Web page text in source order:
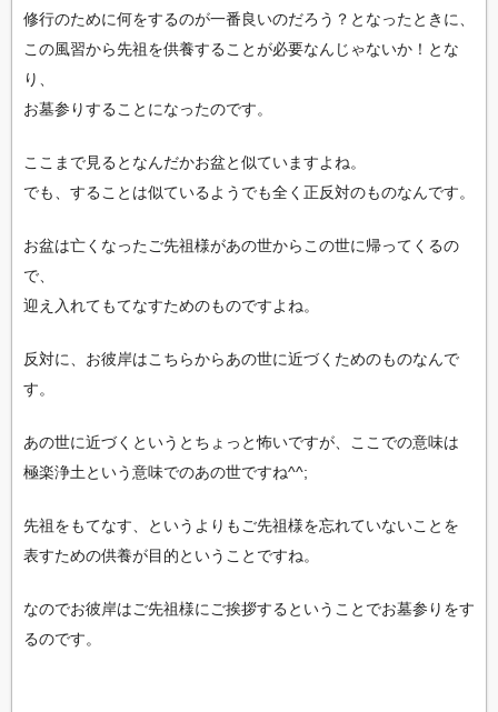
修行のために何をするのが一番良いのだろう？となったときに、
この風習から先祖を供養することが必要なんじゃないか！とな
り、
お墓参りすることになったのです。
ここまで見るとなんだかお盆と似ていますよね。
でも、することは似ているようでも全く正反対のものなんです。
お盆は亡くなったご先祖様があの世からこの世に帰ってくるの
で、
迎え入れてもてなすためのものですよね。
反対に、お彼岸はこちらからあの世に近づくためのものなんで
す。
あの世に近づくというとちょっと怖いですが、ここでの意味は
極楽浄土という意味でのあの世ですね^^;
先祖をもてなす、というよりもご先祖様を忘れていないことを
表すための供養が目的ということですね。
なのでお彼岸はご先祖様にご挨拶するということでお墓参りをす
るのです。